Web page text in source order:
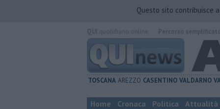
Questo sito contribuisce
TOSCANA AREZZO CASENTINO VALDARNO
Home Cronaca Politica Attualità